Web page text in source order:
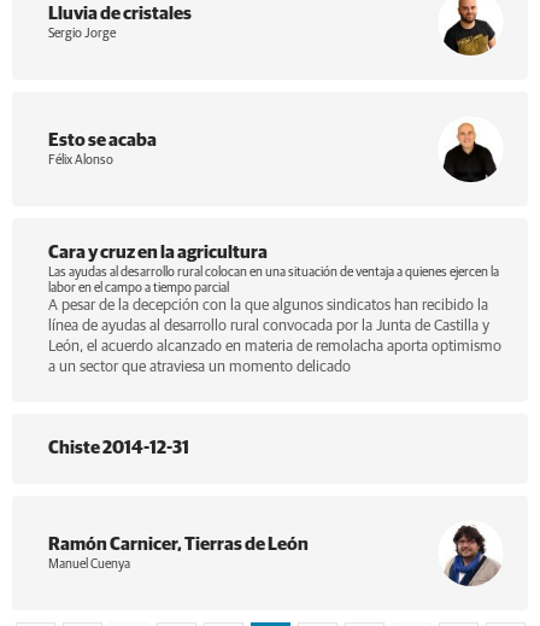
Lluvia de cristales
Sergio Jorge
Esto se acaba
Félix Alonso
Cara y cruz en la agricultura
Las ayudas al desarrollo rural colocan en una situación de ventaja a quienes ejercen la
labor en el campo a tiempo parcial
A pesar de la decepción con la que algunos sindicatos han recibido la
línea de ayudas al desarrollo rural convocada por la Junta de Castilla y
León, el acuerdo alcanzado en materia de remolacha aporta optimismo
a un sector que atraviesa un momento delicado
Chiste 2014-12-31
Ramón Carnicer, Tierras de León
Manuel Cuenya